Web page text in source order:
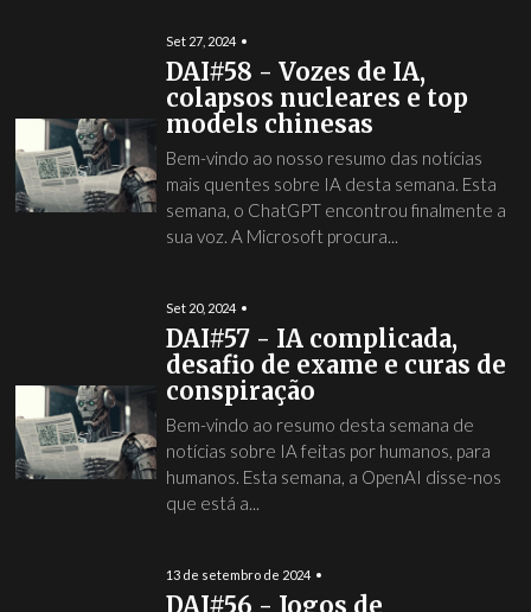
Set 27, 2024
DAI#58 - Vozes de IA,
colapsos nucleares e top
models chinesas
Bem-vindo ao nosso resumo das notícias
mais quentes sobre IA desta semana. Esta
semana, o ChatGPT encontrou finalmente a
sua voz. A Microsoft procura...
Set 20, 2024
DAI#57 - IA complicada,
desafio de exame e curas de
conspiração
Bem-vindo ao resumo desta semana de
notícias sobre IA feitas por humanos, para
humanos. Esta semana, a OpenAI disse-nos
que está a...
13 de setembro de 2024
DAI#56 - Jogos de